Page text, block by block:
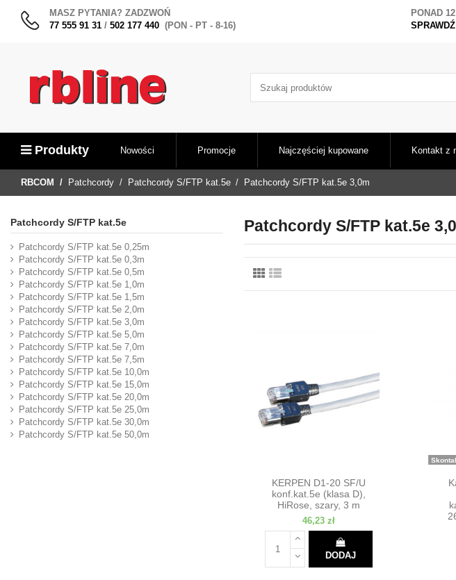
MASZ PYTANIA? ZADZWOŃ
77 555 91 31 / 502 177 440 (PON - PT - 8-16)
PONAD
Produkty Nowości Promocje Najczęściej kupowane Kontakt z
RBCOM Patchcordy Patchcordy S/FTP kat.5e Patchcordy S/FTP kat.5e 3,0m
Patchcordy S/FTP kat.5e
KERPEN D1-20 SF/U
konf.kat.5e (klasa D),
HiRose, szary, 3 m
46,23 zł
DODAJ
Patchcordy S/FTP kat.5e
Patchcordy S/FTP kat.5e 0,25m
Patchcordy S/FTP kat.5e 0,3m
Patchcordy S/FTP kat.5e 0,5m
Patchcordy S/FTP kat.5e 1,0m
Patchcordy S/FTP kat.5e 1,5m
Patchcordy S/FTP kat.5e 2,0m
Patchcordy S/FTP kat.5e 3,0m
Patchcordy S/FTP kat.5e 5,0m
Patchcordy S/FTP kat.5e 7,0m
Patchcordy S/FTP kat.5e 7,5m
Patchcordy S/FTP kat.5e 10,0m
Patchcordy S/FTP kat.5e 15,0m
Patchcordy S/FTP kat.5e 20,0m
Patchcordy S/FTP kat.5e 25,0m
Patchcordy S/FTP kat.5e 30,0m
Patchcordy S/FTP kat.5e 50,0m